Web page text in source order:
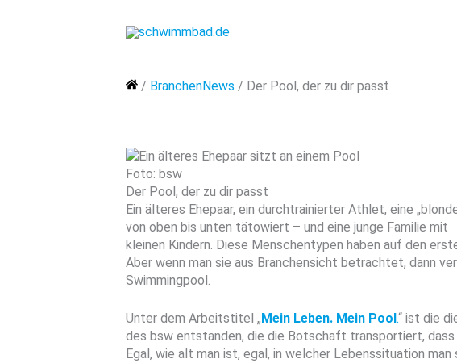
Home
/ BranchenNews / Der Pool, der zu dir passt
Foto: bsw
Der Pool, der zu dir passt
Ein älteres Ehepaar, ein durchtrainierter Athlet, eine
von oben bis unten tätowiert – und eine junge Familie mit
kleinen Kindern. Diese Menschentypen haben auf den
Aber wenn man sie aus Branchensicht betrachtet, dann
Swimmingpool.
Unter dem Arbeitstitel „ Mein Leben. Mein Pool .“ ist die
des bsw entstanden, die die Botschaft transportiert, dass
Egal, wie alt man ist, egal, in welcher Lebenssituation